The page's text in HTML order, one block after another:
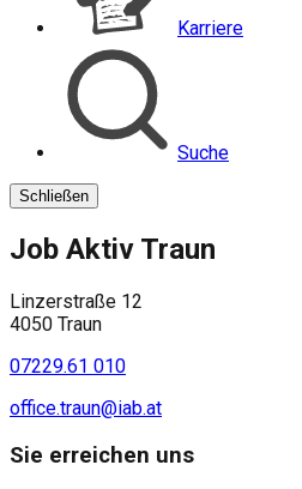
Karriere
Suche
Schließen
Job Aktiv Traun
Linzerstraße 12
4050 Traun
07229.61 010
office.traun@iab.at
Sie erreichen uns